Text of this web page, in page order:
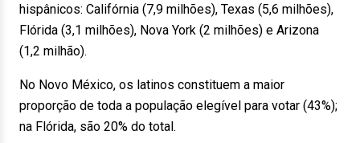
hispânicos: Califórnia (7,9 milhões), Texas (5,6 milhões),
Flórida (3,1 milhões), Nova York (2 milhões) e Arizona
(1,2 milhão).
No Novo México, os latinos constituem a maior
proporção de toda a população elegível para votar (43%);
na Flórida, são 20% do total.